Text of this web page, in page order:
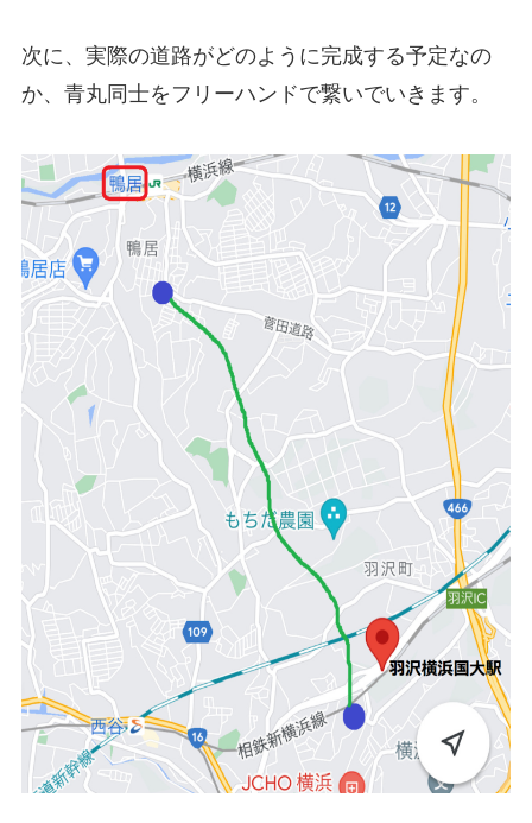
次に、実際の道路がどのように完成する予定なの
か、 青丸同士をフリーハンドで繋いでいきます。